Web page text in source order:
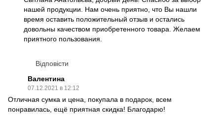
нашей продукции. Нам очень приятно, что Вы нашли
время оставить положительный отзыв и остались
довольны качеством приобретенного товара. Желаем
приятного пользования.
Відповісти
Валентина
07.12.2021 в 12:12
Отличная сумка и цена, покупала в подарок, всем
понравилась, ещё приятная скидка! Благодарю!